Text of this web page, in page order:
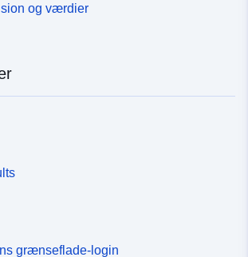
og værdier
grænseflade-login